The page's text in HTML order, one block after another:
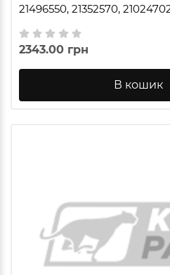
21496550, 21352570,
2343.00 грн
В кошик